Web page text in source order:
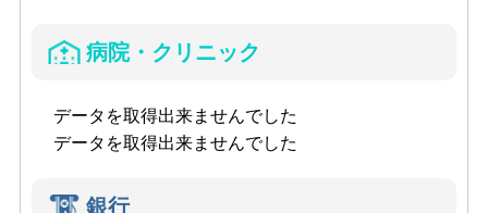
病院・クリニック
データを取得出来ませんでした
データを取得出来ませんでした
銀行